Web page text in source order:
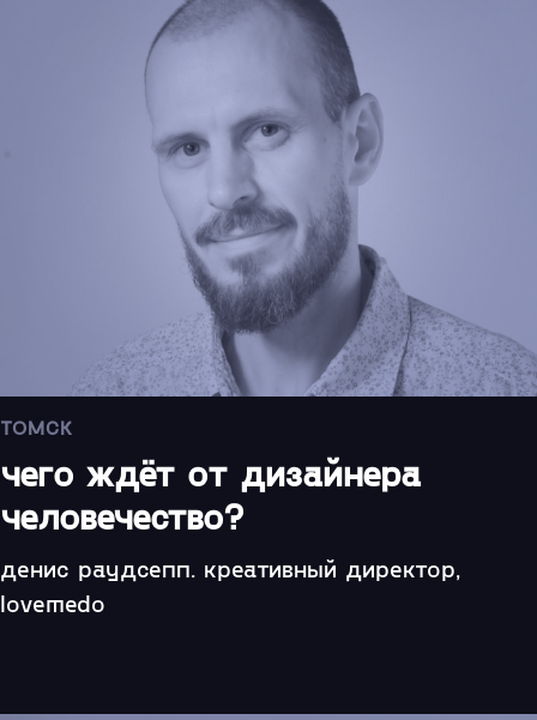
ТОМСК
чего ждёт от дизайнера
человечество?
денис раудсепп. креативный директор,
lovemedo